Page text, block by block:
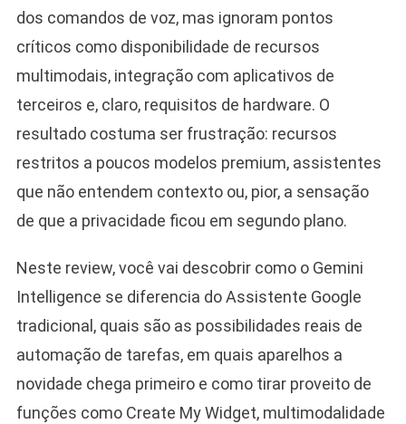
dos comandos de voz, mas ignoram pontos
críticos como disponibilidade de recursos
multimodais, integração com aplicativos de
terceiros e, claro, requisitos de hardware. O
resultado costuma ser frustração: recursos
restritos a poucos modelos premium, assistentes
que não entendem contexto ou, pior, a sensação
de que a privacidade ficou em segundo plano.
Neste review, você vai descobrir como o Gemini
Intelligence se diferencia do Assistente Google
tradicional, quais são as possibilidades reais de
automação de tarefas, em quais aparelhos a
novidade chega primeiro e como tirar proveito de
funções como Create My Widget, multimodalidade